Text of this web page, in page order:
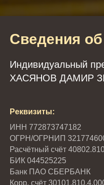
Сведения
Индивидуальный
ХАСЯНОВ ДАМИР
Реквизиты:
ИНН 772873747182
ОГРН/ОГРНИП
Расчётный счёт
БИК 044525225
Банк ПАО СБЕРБАНК
Корр. счёт